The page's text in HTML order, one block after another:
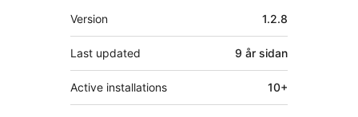
Om
Version 1.2.8
Last updated 9 år sidan
Active installations 10+